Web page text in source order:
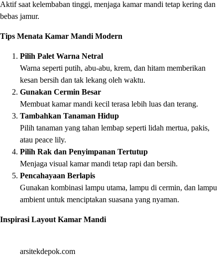
Aktif saat kelembaban tinggi, menjaga kamar mandi tetap kering dan
bebas jamur.
Tips Menata Kamar Mandi Modern
Pilih Palet Warna Netral
Warna seperti putih, abu-abu, krem, dan hitam memberikan
kesan bersih dan tak lekang oleh waktu.
Gunakan Cermin Besar
Membuat kamar mandi kecil terasa lebih luas dan terang.
Tambahkan Tanaman Hidup
Pilih tanaman yang tahan lembap seperti lidah mertua, pakis,
atau peace lily.
Pilih Rak dan Penyimpanan Tertutup
Menjaga visual kamar mandi tetap rapi dan bersih.
Pencahayaan Berlapis
Gunakan kombinasi lampu utama, lampu di cermin, dan lampu
ambient untuk menciptakan suasana yang nyaman.
Inspirasi Layout Kamar Mandi
arsitekdepok.com